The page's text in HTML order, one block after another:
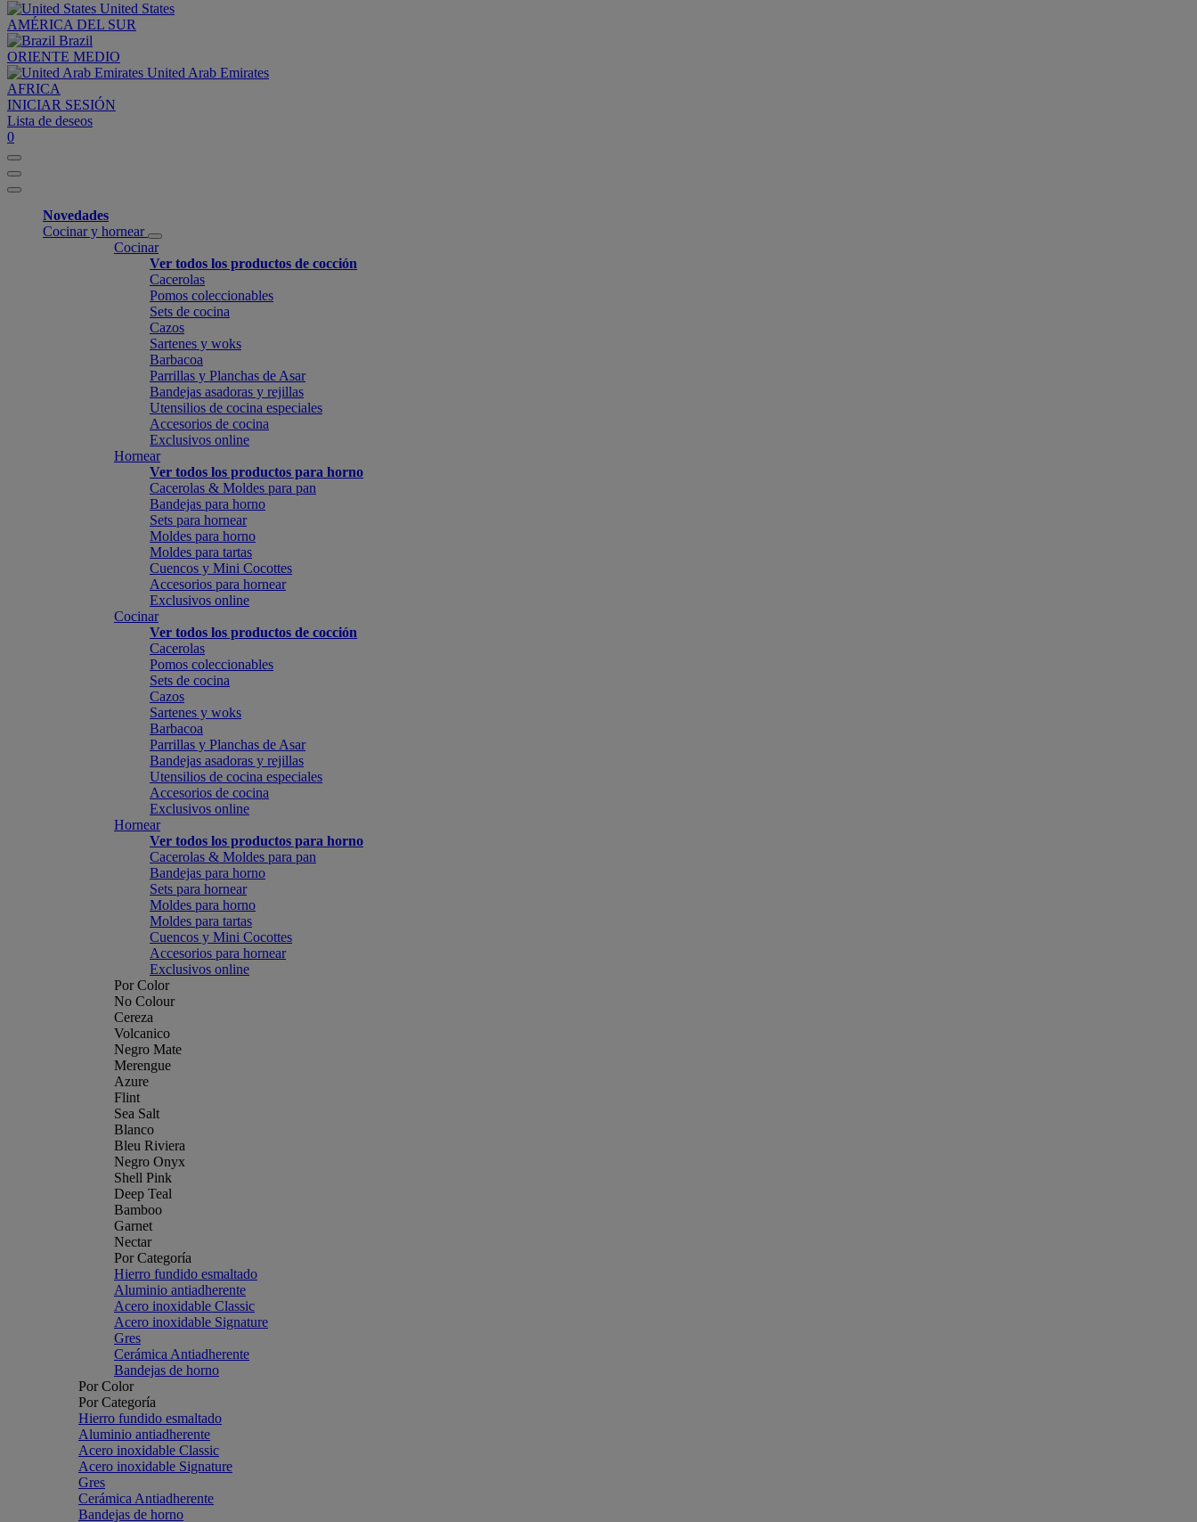
United States
AMÉRICA DEL SUR
Brazil
ORIENTE MEDIO
United Arab Emirates
AFRICA
INICIAR SESIÓN
Lista de deseos
0
Novedades
Cocinar y hornear
Cocinar
Ver todos los productos de cocción
Cacerolas
Pomos coleccionables
Sets de cocina
Cazos
Sartenes y woks
Barbacoa
Parrillas y Planchas de Asar
Bandejas asadoras y rejillas
Utensilios de cocina especiales
Accesorios de cocina
Exclusivos online
Hornear
Ver todos los productos para horno
Cacerolas & Moldes para pan
Bandejas para horno
Sets para hornear
Moldes para horno
Moldes para tartas
Cuencos y Mini Cocottes
Accesorios para hornear
Exclusivos online
Cocinar
Ver todos los productos de cocción
Cacerolas
Pomos coleccionables
Sets de cocina
Cazos
Sartenes y woks
Barbacoa
Parrillas y Planchas de Asar
Bandejas asadoras y rejillas
Utensilios de cocina especiales
Accesorios de cocina
Exclusivos online
Hornear
Ver todos los productos para horno
Cacerolas & Moldes para pan
Bandejas para horno
Sets para hornear
Moldes para horno
Moldes para tartas
Cuencos y Mini Cocottes
Accesorios para hornear
Exclusivos online
Por Color
No Colour
Cereza
Volcanico
Negro Mate
Merengue
Azure
Flint
Sea Salt
Blanco
Bleu Riviera
Negro Onyx
Shell Pink
Deep Teal
Bamboo
Garnet
Nectar
Por Categoría
Hierro fundido esmaltado
Aluminio antiadherente
Acero inoxidable Classic
Acero inoxidable Signature
Gres
Cerámica Antiadherente
Bandejas de horno
Por Color
Por Categoría
Hierro fundido esmaltado
Aluminio antiadherente
Acero inoxidable Classic
Acero inoxidable Signature
Gres
Cerámica Antiadherente
Bandejas de horno